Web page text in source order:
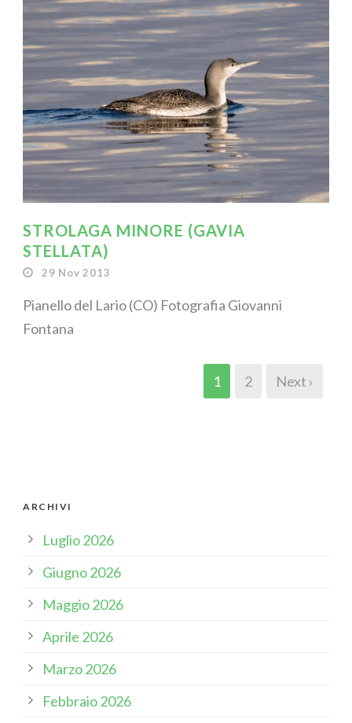
STROLAGA MINORE (GAVIA
STELLATA)
29 Nov 2013
Pianello del Lario (CO) Fotografia Giovanni
Fontana
1 2 Next ›
ARCHIVI
Luglio 2026
Giugno 2026
Maggio 2026
Aprile 2026
Marzo 2026
Febbraio 2026